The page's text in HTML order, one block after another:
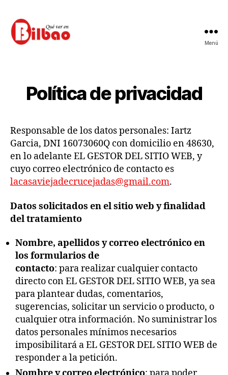
Bilbao
Menú
Política de privacidad
Responsable de los datos personales: Iartz
Garcia, DNI 16073060Q con domicilio en 48630,
en lo adelante EL GESTOR DEL SITIO WEB, y
cuyo correo electrónico de contacto es
lacasaviejadecrucejadas@gmail.com.
Datos solicitados en el sitio web y finalidad
del tratamiento
Nombre, apellidos y correo electrónico en
los formularios de
contacto: para realizar cualquier contacto
directo con EL GESTOR DEL SITIO WEB, ya sea
para plantear dudas, comentarios,
sugerencias, solicitar un servicio o producto, o
cualquier otra información. No suministrar los
datos personales mínimos necesarios
imposibilitará a EL GESTOR DEL SITIO WEB de
responder a la petición.